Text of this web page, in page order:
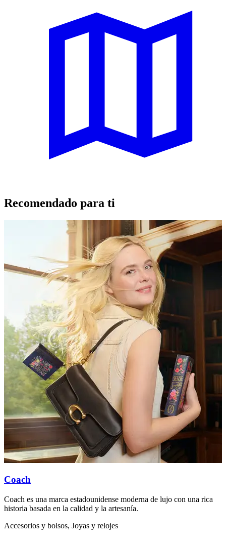
Recomendado para ti
Coach
Coach es una marca estadounidense moderna de lujo con una rica
historia basada en la calidad y la artesanía.
Accesorios y bolsos, Joyas y relojes